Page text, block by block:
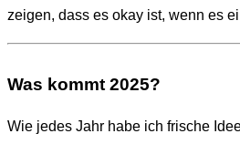
zeigen, dass es okay ist, wenn es
Was kommt 2025?
Wie jedes Jahr habe ich frische